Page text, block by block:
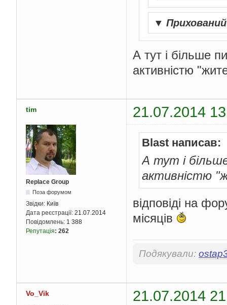
▼
А тут і більше
активністю
tim 21.07.2014
Replace Group
Поза форумом
Звідки: Київ
Дата реєстрації: 21.07.2014
Повідомлень: 1 388
Репутація: 262
Blast написав:
А тут і
активністю
відповіді на
місяців
Подякували:
Vo_Vik 21.07.2014